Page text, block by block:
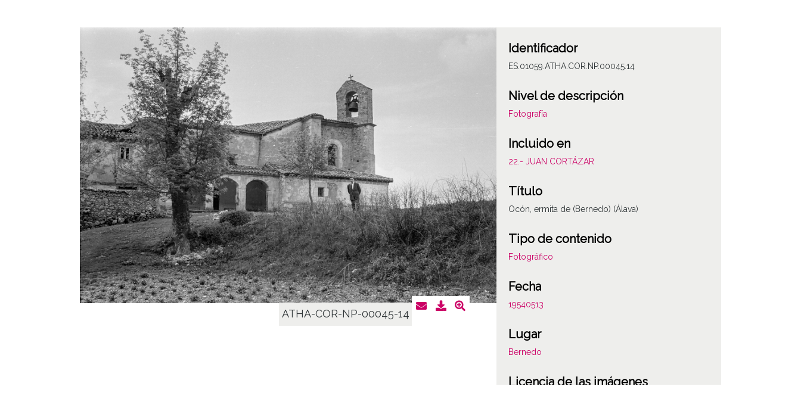
ATHA-COR-NP-00045-14
Identificador
ES.01059.ATHA.COR.NP.00045.14
Nivel de descripción
Fotografía
Incluido en
22.- JUAN CORTÁZAR
Título
Ocón, ermita de (Bernedo) (Álava)
Tipo de contenido
Fotográfico
Fecha
19540513
Lugar
Bernedo
Licencia de las imágenes